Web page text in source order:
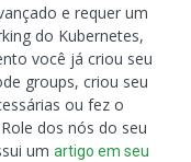
e requer um
do Kubernetes,
você já criou seu
groups, criou seu
ou fez o
dos nós do seu
umartigo em seu